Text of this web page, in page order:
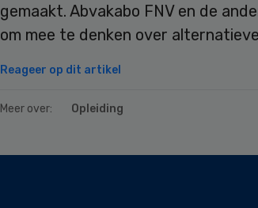
gemaakt. Abvakabo FNV en de
om mee te denken over
Reageer op dit artikel
Meer over: Opleiding